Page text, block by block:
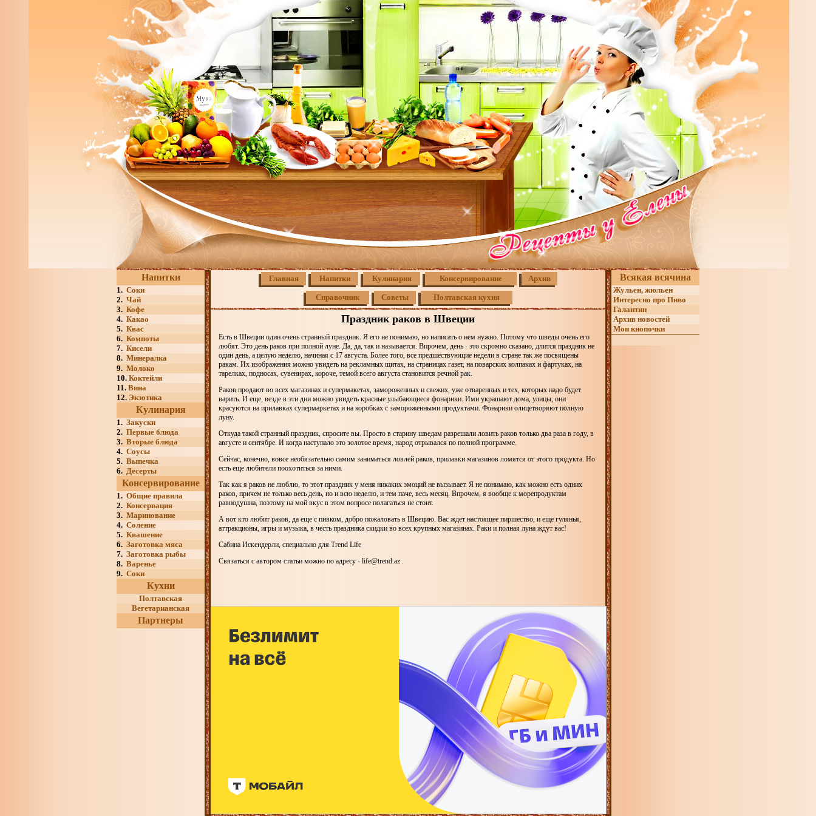
Напитки
1. Соки
2. Чай
3. Кофе
4. Какао
5. Квас
6. Компоты
7. Кисели
8. Минералка
9. Молоко
10. Коктейли
11. Вина
12. Экзотика
Кулинария
1. Закуски
2. Первые блюда
3. Вторые блюда
4. Соусы
5. Выпечка
6. Десерты
Консервирование
1. Общие правила
2. Консервация
3. Маринование
4. Соление
5. Квашение
6. Заготовка мяса
7. Заготовка рыбы
8. Варенье
9. Соки
Кухни
Полтавская
Вегетарианская
Партнеры
Главная Напитки Кулинария Консервирование Архив
Справочник Советы Полтавская кухня
Праздник раков в Швеции
Есть в Швеции один очень странный праздник. Я его не понимаю, но написать о нем нужно. Потому что шведы очень его
любят. Это день раков при полной луне. Да, да, так и называется. Впрочем, день - это скромно сказано, длится праздник не
один день, а целую неделю, начиная с 17 августа. Более того, все предшествующие недели в стране так же посвящены
ракам. Их изображения можно увидеть на рекламных щитах, на страницах газет, на поварских колпаках и фартуках, на
тарелках, подносах, сувенирах, короче, темой всего августа становится речной рак.
Раков продают во всех магазинах и супермакетах, замороженных и свежих, уже отваренных и тех, которых надо будет
варить. И еще, везде в эти дни можно увидеть красные улыбающиеся фонарики. Ими украшают дома, улицы, они
красуются на прилавках супермаркетах и на коробках с замороженными продуктами. Фонарики олицетворяют полную
луну.
Откуда такой странный праздник, спросите вы. Просто в старину шведам разрешали ловить раков только два раза в году, в
августе и сентябре. И когда наступало это золотое время, народ отрывался по полной программе.
Сейчас, конечно, вовсе необязательно самим заниматься ловлей раков, прилавки магазинов ломятся от этого продукта. Но
есть еще любители поохотиться за ними.
Так как я раков не люблю, то этот праздник у меня никаких эмоций не вызывает. Я не понимаю, как можно есть одних
раков, причем не только весь день, но и всю неделю, и тем паче, весь месяц. Впрочем, я вообще к морепродуктам
равнодушна, поэтому на мой вкус в этом вопросе полагаться не стоит.
А вот кто любит раков, да еще с пивком, добро пожаловать в Швецию. Вас ждет настоящее пиршество, и еще гулянья,
аттракционы, игры и музыка, в честь праздника скидки во всех крупных магазинах. Раки и полная луна ждут вас!
Сабина Искендерли, специально для Trend Life
Связаться с автором статьи можно по адресу - life@trend.az .
Всякая всячина
Жульен, жюльен
Интересно про Пиво
Галантин
Архив новостей
Мои кнопочки